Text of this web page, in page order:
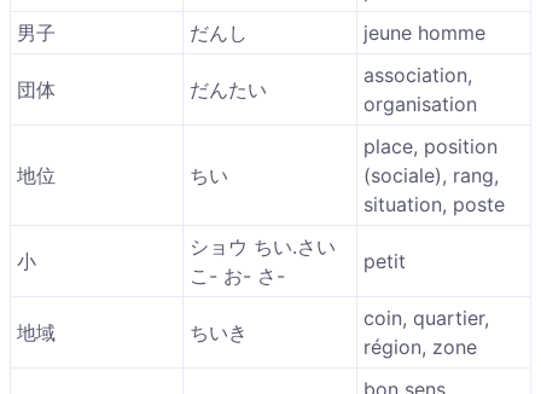
男子
だんし jeune homme
団体 だんたい
association,
organisation
地位 ちい
place, position
(sociale), rang,
situation, poste
小
ショウ ちい.さい
こ- お- さ-
petit
地域 ちいき
coin, quartier,
région, zone
bon sens,